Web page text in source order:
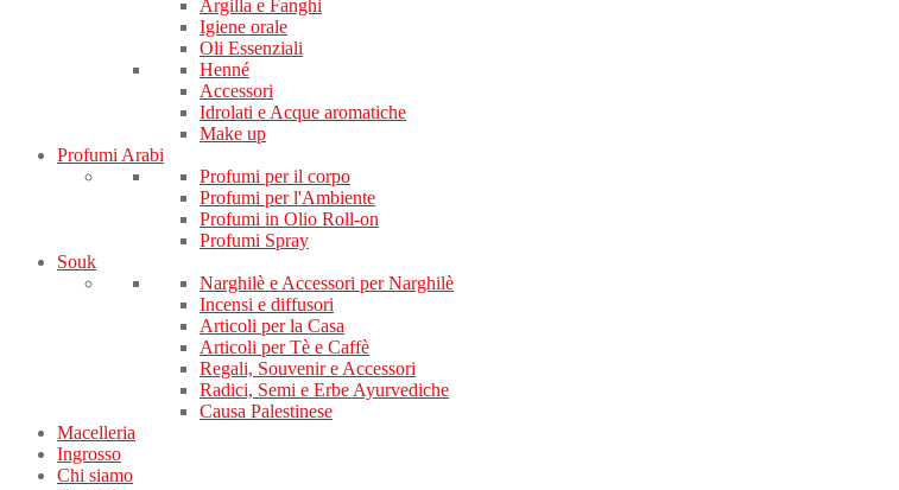
Argilla e Fanghi
Igiene orale
Oli Essenziali
Henné
Accessori
Idrolati e Acque aromatiche
Make up
Profumi Arabi
Profumi per il corpo
Profumi per l'Ambiente
Profumi in Olio Roll-on
Profumi Spray
Souk
Narghilè e Accessori per Narghilè
Incensi e diffusori
Articoli per la Casa
Articoli per Tè e Caffè
Regali, Souvenir e Accessori
Radici, Semi e Erbe Ayurvediche
Causa Palestinese
Macelleria
Ingrosso
Chi siamo